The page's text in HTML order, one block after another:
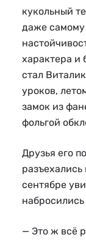
кукольный
даже самому
характера и
стал
уроков,
замок из
фольгой
Друзья его
разъехались
сентябре
набросились
— Это ж всё